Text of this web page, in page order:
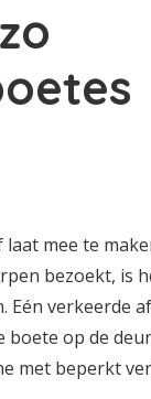
mee te
bezoekt, is
Eén verkeerde
op de
met beperkt